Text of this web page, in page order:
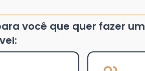
você que quer fazer um